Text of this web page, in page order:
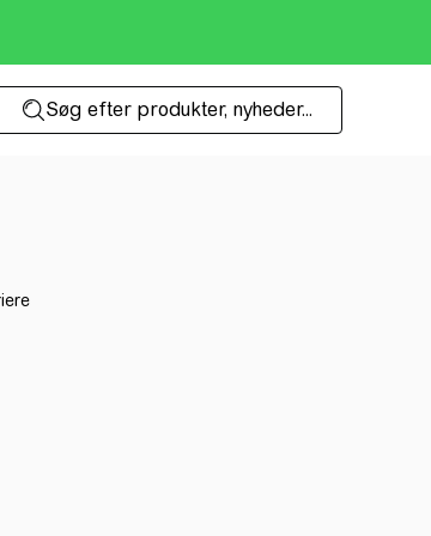
Søg efter produkter, nyheder...